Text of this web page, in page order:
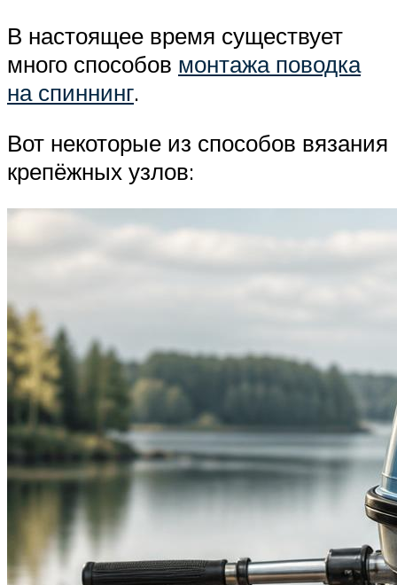
В настоящее время существует
много способов монтажа поводка
на спиннинг.
Вот некоторые из способов вязания
крепёжных узлов: